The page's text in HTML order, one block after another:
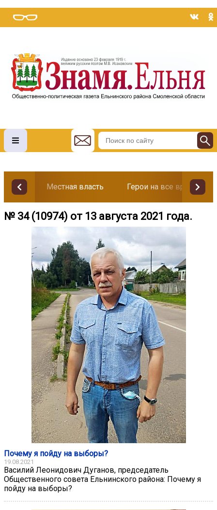
Местная власть Герои на все времена
№ 34 (10974) от 13 августа 2021 года.
Почему я пойду на выборы?
19.08.2021
Василий Леонидович Дуганов, председатель
Общественного совета Ельнинского района: Почему я
пойду на выборы?